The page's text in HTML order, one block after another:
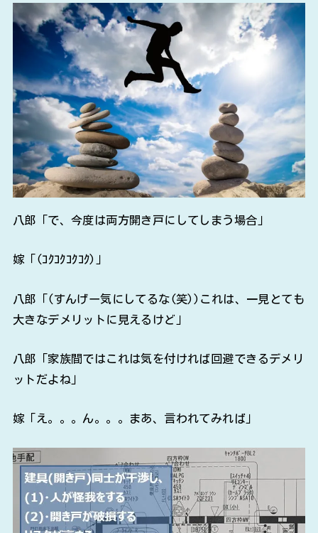
八郎「で、今度は両方開き戸にしてしまう場合」
嫁「(ｺｸｺｸｺｸｺｸ)」
八郎「(すんげー気にしてるな(笑))これは、一見とても
大きなデメリットに見えるけど」
八郎「家族間ではこれは気を付ければ回避できるデメリ
ットだよね」
嫁「え。。。ん。。。まあ、言われてみれば」